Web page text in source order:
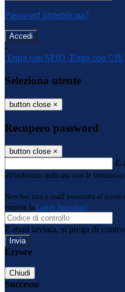
Password dimenticata?
-
Entra con SPID Entra con CIE
Seleziona utente
button close ×
Recupero password
button close ×
all'indirizzo indicato con le istruzioni
Non hai una e-mail associata al
tramite la Login Spaggiari
E-mail inviata, si prega di
Errore
Chiudi
Successo